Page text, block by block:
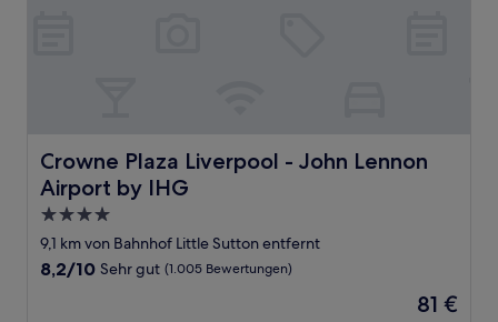
Crowne Plaza Liverpool - John Lennon
Airport by IHG
Crowne Plaza Liverpool - John Lennon Airport by IHG
4.0-
Sterne-
Unterkunft
9,1 km von Bahnhof Little Sutton entfernt
8.2
8,2/10 Sehr gut (1.005 Bewertungen)
Der
81 €